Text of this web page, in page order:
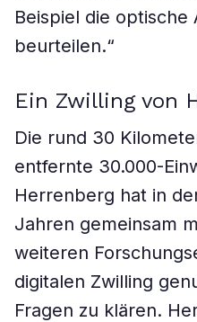
Beispiel die optische
beurteilen.“
Ein Zwilling von
Die rund 30
entfernte 30.000-
Herrenberg hat in
Jahren gemeinsam
weiteren
digitalen Zwilling
Fragen zu klären.